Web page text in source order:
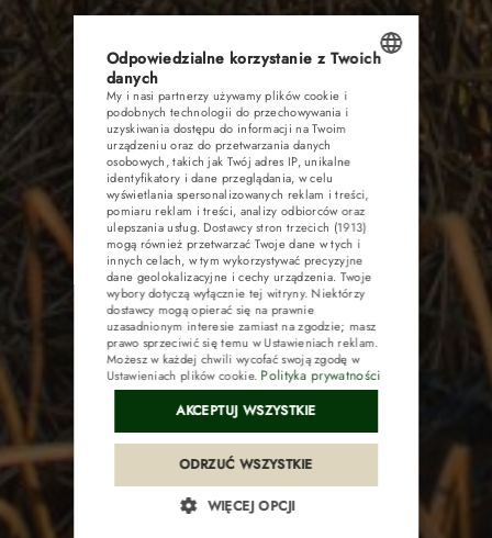
RESTAURACJA
KONFERENCJE
ATRAKCJE
GALERIA
KONTAKT
Pakiety
Kup voucher
Opinie
POLISH
ENGLISH
CZECH
Odpowiedzialne korzystanie z Twoich
danych
My i nasi partnerzy używamy plików cookie i
podobnych technologii do przechowywania i
uzyskiwania dostępu do informacji na Twoim
urządzeniu oraz do przetwarzania danych
osobowych, takich jak Twój adres IP, unikalne
identyfikatory i dane przeglądania, w celu
wyświetlania spersonalizowanych reklam i treści,
pomiaru reklam i treści, analizy odbiorców oraz
ulepszania usług. Dostawcy stron trzecich (1913)
mogą również przetwarzać Twoje dane w tych i
innych celach, w tym wykorzystywać precyzyjne
dane geolokalizacyjne i cechy urządzenia. Twoje
wybory dotyczą wyłącznie tej witryny. Niektórzy
dostawcy mogą opierać się na prawnie
uzasadnionym interesie zamiast na zgodzie; masz
prawo sprzeciwić się temu wUstawieniach reklam.
Możesz w każdej chwili wycofać swoją zgodę w
Ustawieniach plików cookie. Polityka prywatności
AKCEPTUJ WSZYSTKIE
ODRZUĆ WSZYSTKIE
WIĘCEJ OPCJI